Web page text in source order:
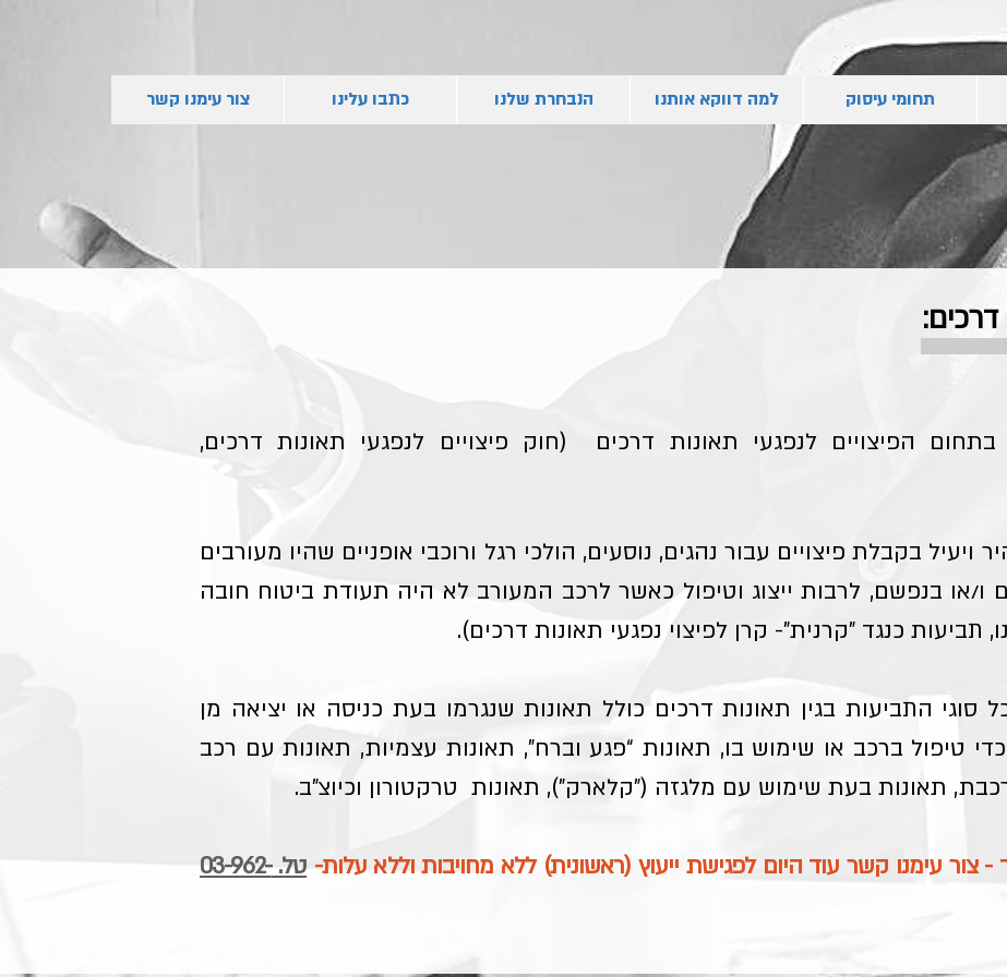
תחומי עיסוק למה דווקא אותנו הנבחרת שלנו כתבו עלינו צור עימנו קשר
בתחום הפיצויים לנפגעי תאונות דרכים (חוק פיצויים לנפגעי תאונות דרכים,
בקבלת פיצויים עבור נהגים, נוסעים, הולכי רגל ורוכבי אופניים שהיו מעורבים
ו/או בנפשם, לרבות ייצוג וטיפול כאשר לרכב המעורב לא היה תעודת ביטוח חובה
תביעות כנגד "קרנית"- קרן לפיצוי נפגעי תאונות דרכים).
התביעות בגין תאונות דרכים כולל תאונות שנגרמו בעת כניסה או יציאה מן
טיפול ברכב או שימוש בו, תאונות “פגע וברח”, תאונות עצמיות, תאונות עם רכב
תאונות בעת שימוש עם מלגזה ("קלארק"), תאונות טרקטורון וכיוצ"ב.
צור עימנו קשר עוד היום לפגישת ייעוץ (ראשונית) ללא מחויבות וללא עלות-
טל. 03-962-